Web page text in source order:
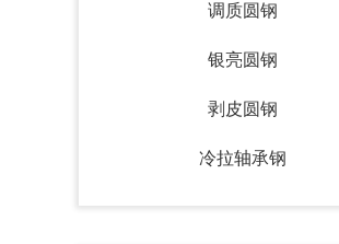
调质圆钢
银亮圆钢
剥皮圆钢
冷拉轴承钢